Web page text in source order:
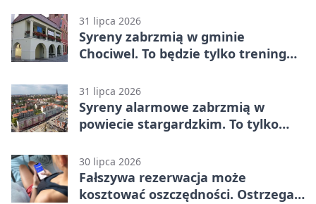
Stargard 3:3
31 lipca 2026
Syreny zabrzmią w gminie
Chociwel. To będzie tylko trening
31 lipca 2026
Syreny alarmowe zabrzmią w
powiecie stargardzkim. To tylko
30 lipca 2026
Fałszywa rezerwacja może
kosztować oszczędności. Ostrzega